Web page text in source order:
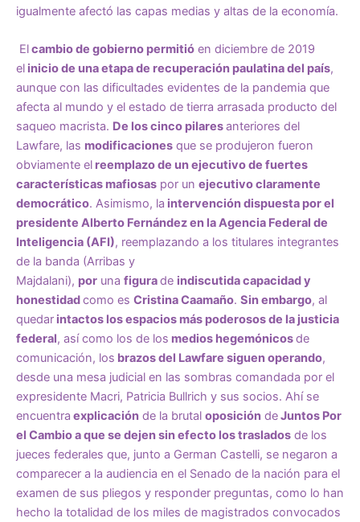
igualmente afectó las capas medias y altas de la economía.
Elcambio de gobierno permitió en diciembre de 2019
el inicio de una etapa de recuperación paulatina del país,
aunque con las dificultades evidentes de la pandemia que
afecta al mundo y el estado de tierra arrasada producto del
saqueo macrista. De los cinco pilaresanteriores del
Lawfare, las modificaciones que se produjeron fueron
obviamente el reemplazo de un ejecutivo de fuertes
características mafiosas por un ejecutivo claramente
democrático. Asimismo, la intervención dispuesta por el
presidente Alberto Fernández en la Agencia Federal de
Inteligencia (AFI), reemplazando a los titulares integrantes
de la banda (Arribas y
Majdalani), por una figurade indiscutida capacidad y
honestidadcomo es Cristina Caamaño. Sin embargo, al
quedar intactos los espacios más poderosos de la justicia
federal, así como los de los medios hegemónicosde
comunicación, los brazos del Lawfare siguen operando,
desde una mesa judicial en las sombras comandada por el
expresidente Macri, Patricia Bullrich y sus socios. Ahí se
encuentra explicación de la brutal oposición deJuntos Por
el Cambio a que se dejen sin efecto los traslados de los
jueces federales que, junto a German Castelli, se negaron a
comparecer a la audiencia en el Senado de la nación para el
examen de sus pliegos y responder preguntas, como lo han
hecho la totalidad de los miles de magistrados convocados